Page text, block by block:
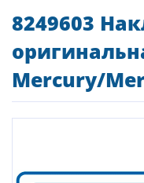
8249603
Mercury/